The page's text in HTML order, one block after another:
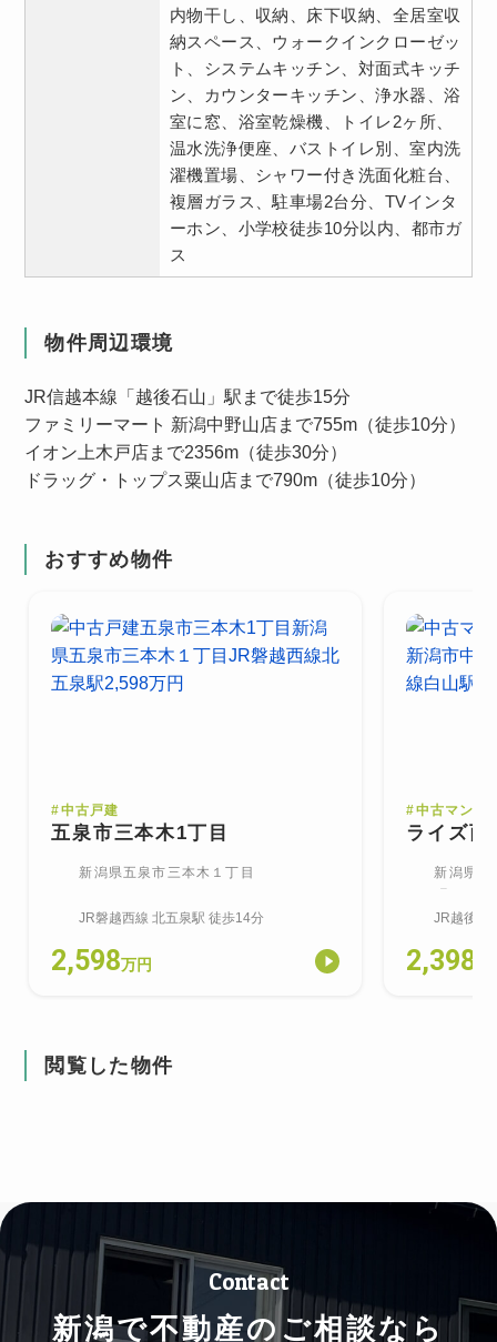
内物干し、収納、床下収納、全居室収
納スペース、ウォークインクローゼッ
ト、システムキッチン、対面式キッチ
ン、カウンターキッチン、浄水器、浴
室に窓、浴室乾燥機、トイレ2ヶ所、
温水洗浄便座、バストイレ別、室内洗
濯機置場、シャワー付き洗面化粧台、
複層ガラス、駐車場2台分、TVインタ
ーホン、小学校徒歩10分以内、都市ガ
ス
物件周辺環境
JR信越本線「越後石山」駅まで徒歩15分
ファミリーマート 新潟中野山店まで755m（徒歩10分）
イオン上木戸店まで2356m（徒歩30分）
ドラッグ・トップス粟山店まで790m（徒歩10分）
おすすめ物件
#中古戸建
五泉市三本木1丁目
新潟県五泉市三本木１丁目
JR磐越西線北五泉駅 徒歩14分
2,598万円
#中古マンシ
ライズ西
新潟県新
JR越後線
2,398
閲覧した物件
Contact
新潟で不動産のご相談なら